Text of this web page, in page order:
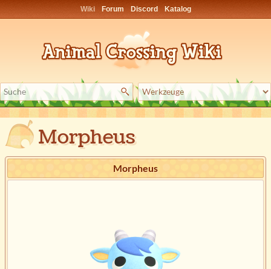
Wiki Forum Discord Katalog
Morpheus
Morpheus